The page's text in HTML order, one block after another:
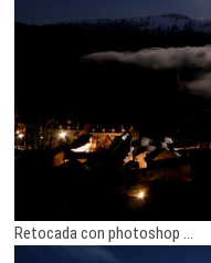
Retocada con photoshop …